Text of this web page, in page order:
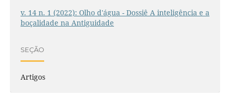
v. 14 n. 1 (2022): Olho d'água - Dossiê A inteligência e a
boçalidade na Antiguidade
SEÇÃO
Artigos